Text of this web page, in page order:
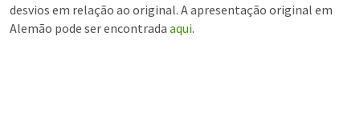
desvios em relação ao original. A apresentação original em
Alemão pode ser encontrada aqui.